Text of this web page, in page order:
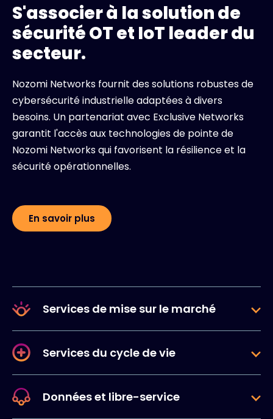
S'associer à la solution de
sécurité OT et IoT leader du
secteur.
Nozomi Networks fournit des solutions robustes de
cybersécurité industrielle adaptées à divers
besoins. Un partenariat avec Exclusive Networks
garantit l'accès aux technologies de pointe de
Nozomi Networks qui favorisent la résilience et la
sécurité opérationnelles.
En savoir plus
Services de mise sur le marché
Services du cycle de vie
Données et libre-service